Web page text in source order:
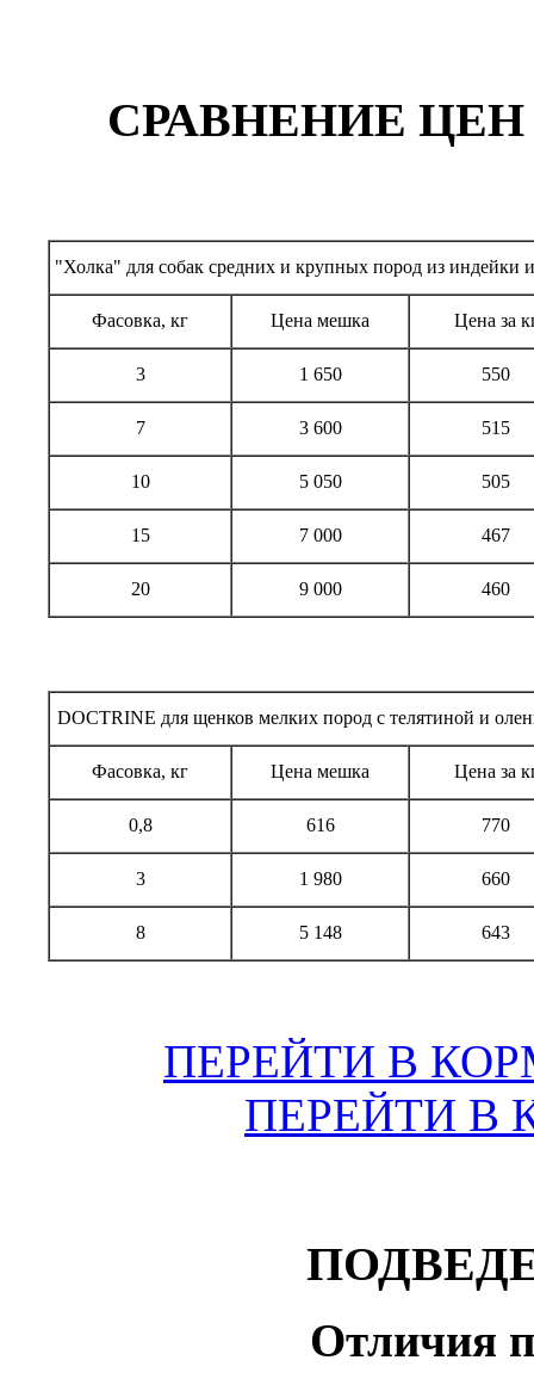
СРАВНЕНИЕ
"Холка" для собак средних и крупных пород из индейки
Фасовка, кг Цена мешка Цена за
3 1 650 550
7 3 600 515
10 5 050 505
15 7 000 467
20 9 000 460
DOCTRINE для щенков мелких пород с телятиной и
Фасовка, кг Цена мешка Цена за
0,8 616 770
3 1 980 660
8 5 148 643
ПЕРЕЙТИ В
ПЕРЕЙТИ В
П
Отличия